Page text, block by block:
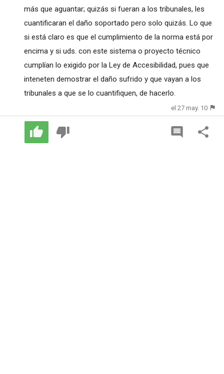
más que aguantar; quizás si fueran a los tribunales, les
cuantificaran el daño soportado pero solo quizás. Lo que
si está claro es que el cumplimiento de la norma está por
encima y si uds. con este sistema o proyecto técnico
cumplían lo exigido por la Ley de Accesibilidad, pues que
inteneten demostrar el daño sufrido y que vayan a los
tribunales a que se lo cuantifiquen, de hacerlo.
el 27 may. 10